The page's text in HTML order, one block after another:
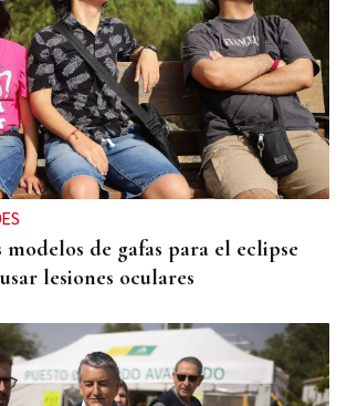
de gafas para el eclipse
lesiones oculares